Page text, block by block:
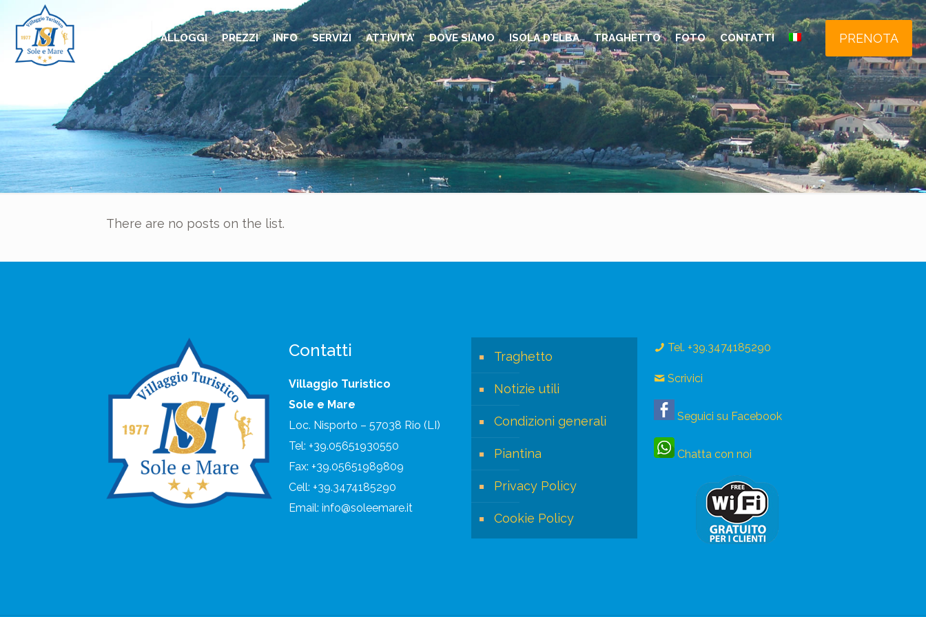
ALLOGGI PREZZI INFO SERVIZI ATTIVITA’ DOVE SIAMO ISOLA D’ELBA TRAGHETTO FOTO CONTATTI PRENOTA
There are no posts on the list.
Contatti
Villaggio Turistico
Sole e Mare
Loc. Nisporto – 57038 Rio (LI)
Tel: +39.05651930550
Fax: +39.05651989809
Cell: +39.3474185290
Email: info@soleemare.it
Traghetto
Notizie utili
Condizioni generali
Piantina
Privacy Policy
Cookie Policy
Tel. +39.3474185290
Scrivici
Seguici su Facebook
Chatta con noi